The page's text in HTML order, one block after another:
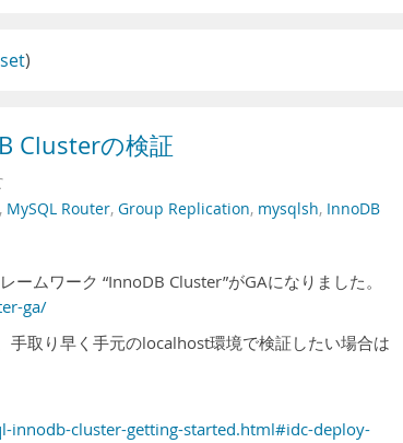
)
Clusterの検証
, MySQL Router, Group Replication, mysqlsh, InnoDB
ムワーク “InnoDB Cluster”がGAになりました。
ga/
取り早く手元のlocalhost環境で検証したい場合は
cluster-getting-started.html#idc-deploy-